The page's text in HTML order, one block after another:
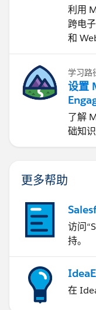
利用
跨电
和
学习路
设置
了解
础知
更多帮助
访问
持。
在